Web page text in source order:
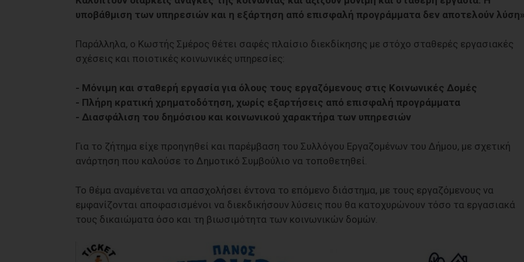
υποβάθμιση των υπηρεσιών και η εξάρτηση από επισφαλή προγράμματα δεν αποτελούν
Παράλληλα, ο Κωστής Σμέρος θέτει σαφές πλαίσιο διεκδίκησης με στόχο σταθερές εργασιακές
σχέσεις και ποιοτικές κοινωνικές υπηρεσίες:
- Μόνιμη και σταθερή εργασία για όλους τους εργαζόμενους στις Κοινωνικές Δομές
- Πλήρη κρατική χρηματοδότηση, χωρίς εξαρτήσεις από επισφαλή προγράμματα
- Διασφάλιση του δημόσιου και κοινωνικού χαρακτήρα των υπηρεσιών
Για το ζήτημα είχε προηγηθεί και παρέμβαση του Συλλόγου Εργαζομένων του Δήμου, με σχετική
ανάρτηση που καλούσε το Δημοτικό Συμβούλιο να τοποθετηθεί.
Το θέμα αναμένεται να απασχολήσει έντονα το επόμενο διάστημα, με τους εργαζόμενους να
εμφανίζονται αποφασισμένοι να διεκδικήσουν λύσεις που θα κατοχυρώνουν τόσο τα εργασιακά
τους δικαιώματα όσο και τη βιωσιμότητα των κοινωνικών δομών.